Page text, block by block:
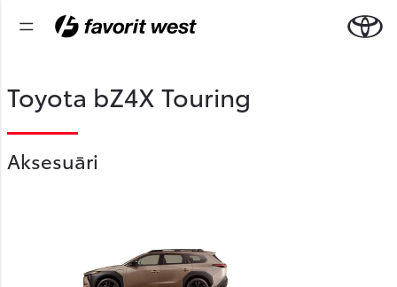
Toyota bZ4X Touring
Aksesuāri